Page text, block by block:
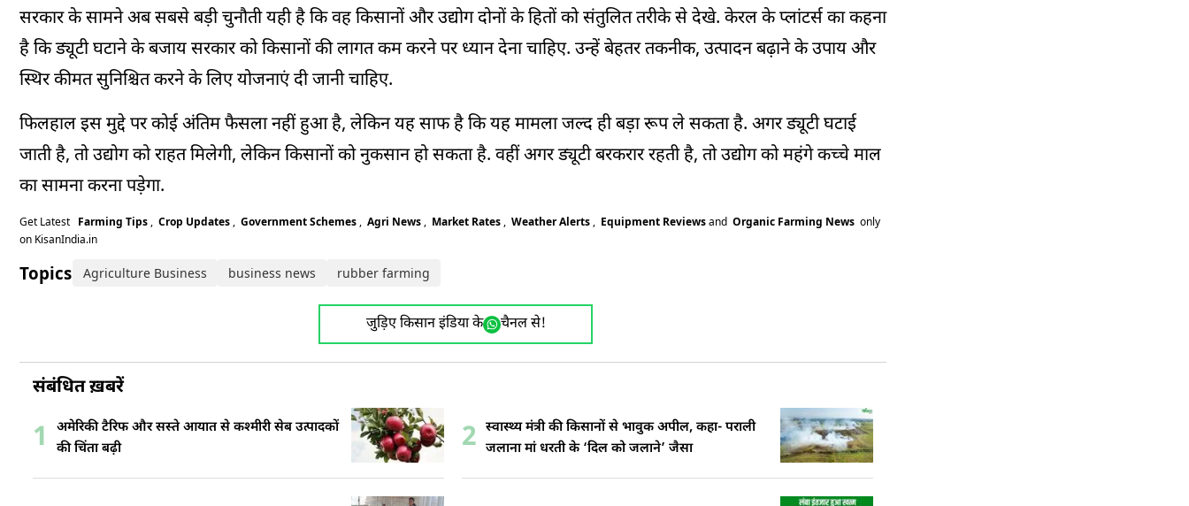
सरकार के सामने अब सबसे बड़ी चुनौती यही है कि वह किसानों और उद्योग दोनों के हितों को संतुलित तरीके से देखे. केरल के प्लांटर्स का कहना
है कि ड्यूटी घटाने के बजाय सरकार को किसानों की लागत कम करने पर ध्यान देना चाहिए. उन्हें बेहतर तकनीक, उत्पादन बढ़ाने के उपाय और
स्थिर कीमत सुनिश्चित करने के लिए योजनाएं दी जानी चाहिए.
फिलहाल इस मुद्दे पर कोई अंतिम फैसला नहीं हुआ है, लेकिन यह साफ है कि यह मामला जल्द ही बड़ा रूप ले सकता है. अगर ड्यूटी घटाई
जाती है, तो उद्योग को राहत मिलेगी, लेकिन किसानों को नुकसान हो सकता है. वहीं अगर ड्यूटी बरकरार रहती है, तो उद्योग को महंगे कच्चे माल
का सामना करना पड़ेगा.
Get Latest Farming Tips , Crop Updates , Government Schemes , Agri News , Market Rates , Weather Alerts , Equipment Reviewsand Organic Farming News only
on KisanIndia.in
Topics: Agriculture Business business news rubber farming
जुड़िए किसान इंडिया के चैनल से!
संबंधित ख़बरें
1
अमेरिकी टैरिफ और सस्ते आयात से कश्मीरी सेब उत्पादकों
की चिंता बढ़ी
2 स्वास्थ्य मंत्री की किसानों से भावुक अपील, कहा- पराली
जलाना मां धरती के ‘दिल को जलाने’ जैसा